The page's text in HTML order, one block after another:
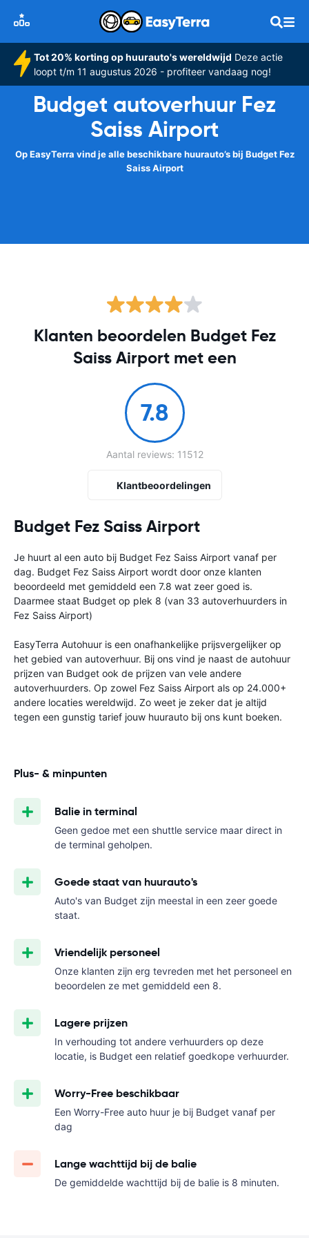
Tot 20% korting op huurauto's wereldwijd Deze actie
loopt t/m 11 augustus 2026 - profiteer vandaag nog!
Budget autoverhuur Fez
Saiss Airport
Op EasyTerra vind je alle beschikbare huurauto’s bij Budget Fez
Saiss Airport
Budget Fez Saiss Airport
Je huurt al een auto bij Budget Fez Saiss Airport vanaf per
dag. Budget Fez Saiss Airport wordt door onze klanten
beoordeeld met gemiddeld een 7.8 wat zeer goed is.
Daarmee staat Budget op plek 8 (van 33 autoverhuurders in
Fez Saiss Airport)
EasyTerra Autohuur is een onafhankelijke prijsvergelijker op
het gebied van autoverhuur. Bij ons vind je naast de autohuur
prijzen van Budget ook de prijzen van vele andere
autoverhuurders. Op zowel Fez Saiss Airport als op 24.000+
andere locaties wereldwijd. Zo weet je zeker dat je altijd
tegen een gunstig tarief jouw huurauto bij ons kunt boeken.
Plus- & minpunten
Balie in terminal
Geen gedoe met een shuttle service maar direct in
de terminal geholpen.
Goede staat van huurauto's
Auto's van Budget zijn meestal in een zeer goede
staat.
Vriendelijk personeel
Onze klanten zijn erg tevreden met het personeel en
beoordelen ze met gemiddeld een 8.
Lagere prijzen
In verhouding tot andere verhuurders op deze
locatie, is Budget een relatief goedkope verhuurder.
Worry-Free beschikbaar
Een Worry-Free auto huur je bij Budget vanaf per
dag
Lange wachttijd bij de balie
De gemiddelde wachttijd bij de balie is 8 minuten.
Klanten beoordelen Budget Fez
Saiss Airport met een
7.8
Aantal reviews: 11512
Klantbeoordelingen